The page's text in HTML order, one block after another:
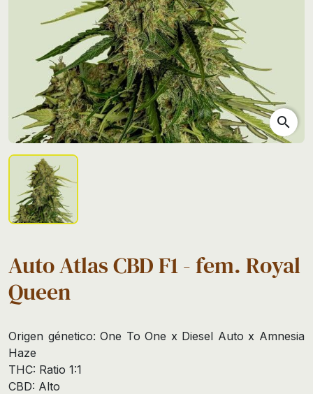
search
Auto Atlas CBD F1 - fem. Royal
Queen
Origen génetico: One To One x Diesel Auto x Amnesia
Haze
THC: Ratio 1:1
CBD: Alto